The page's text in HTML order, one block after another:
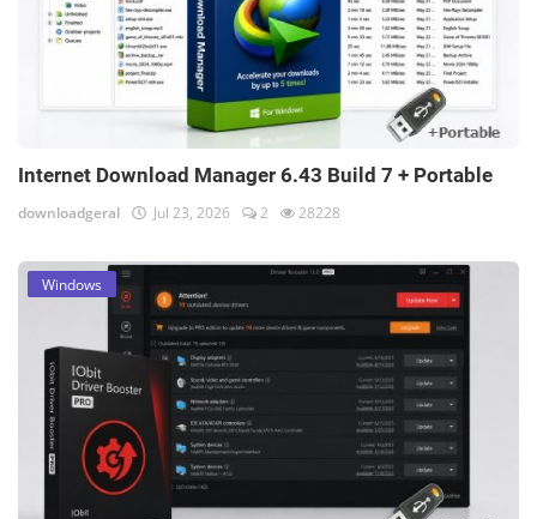
Internet Download Manager 6.43 Build 7 + Portable
downloadgeral Jul 23, 2026 2 28228
Windows